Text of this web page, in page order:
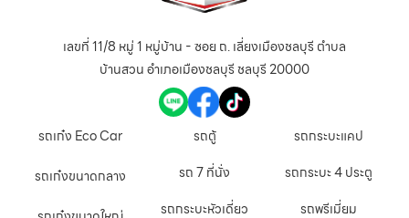
เลขที่ 11/8 หมู่ 1 หมู่บ้าน - ซอย ถ. เลี่ยงเมืองชลบุรี ตำบล
บ้านสวน อำเภอเมืองชลบุรี ชลบุรี 20000
รถเก๋ง Eco Car
รถเก๋งขนาดกลาง
รถตู้
รถ 7 ที่นั่ง
รถกระบะหัวเดี่ยว
รถกระบะแคป
รถกระบะ 4 ประตู
รถพรีเมี่ยม